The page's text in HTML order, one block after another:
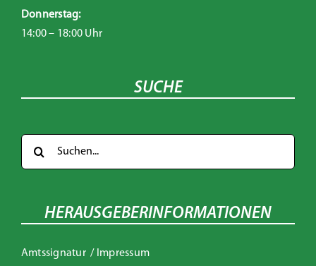
Donnerstag:
14:00 – 18:00 Uhr
SUCHE
nach:
HERAUSGEBERINFORMATIONEN
Amtssignatur / Impressum